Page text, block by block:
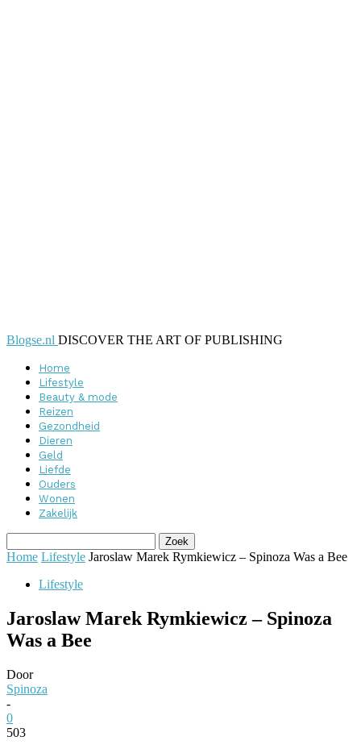
Blogse.nl DISCOVER THE ART OF PUBLISHING
Home
Lifestyle
Beauty & mode
Reizen
Gezondheid
Dieren
Geld
Liefde
Ouders
Wonen
Zakelijk
Home Lifestyle Jaroslaw Marek Rymkiewicz – Spinoza Was a Bee
Lifestyle
Jaroslaw Marek Rymkiewicz – Spinoza
Was a Bee
Door
Spinoza
-
0
503